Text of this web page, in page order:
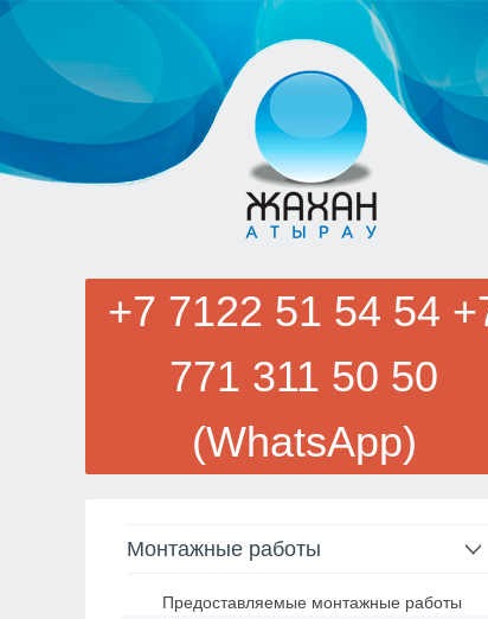
+7 7122 51 54 54
771 311 50 50
(WhatsApp)
Монтажные работы
Предоставляемые монтажные работы